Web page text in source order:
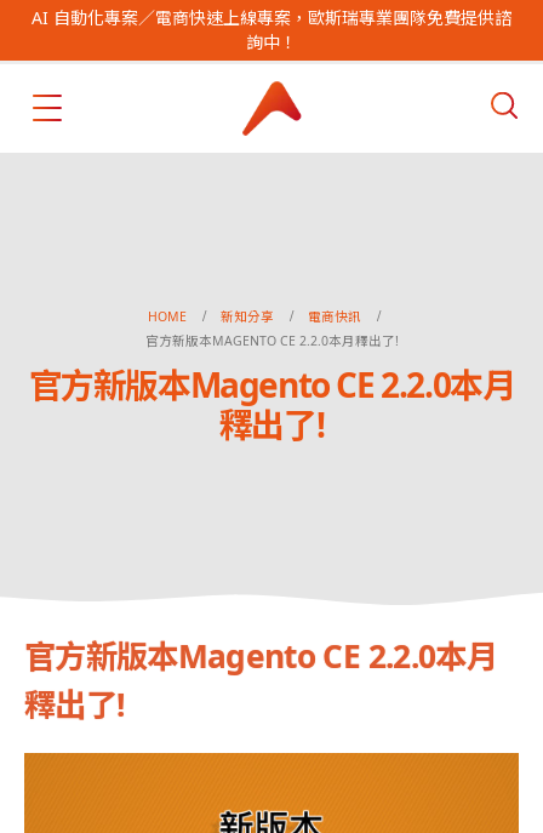
AI 自動化專案／電商快速上線專案，歐斯瑞專業團隊免費提供諮
詢中！
HOME 新知分享
電商快訊
官方新版本MAGENTO CE 2.2.0本月釋出了!
官方新版本Magento CE 2.2.0本月
釋出了!
官方新版本Magento CE 2.2.0本月
釋出了!